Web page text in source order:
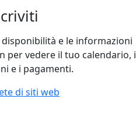
e le informazioni
per vedere il tuo calendario, i
e i pagamenti.
di siti web